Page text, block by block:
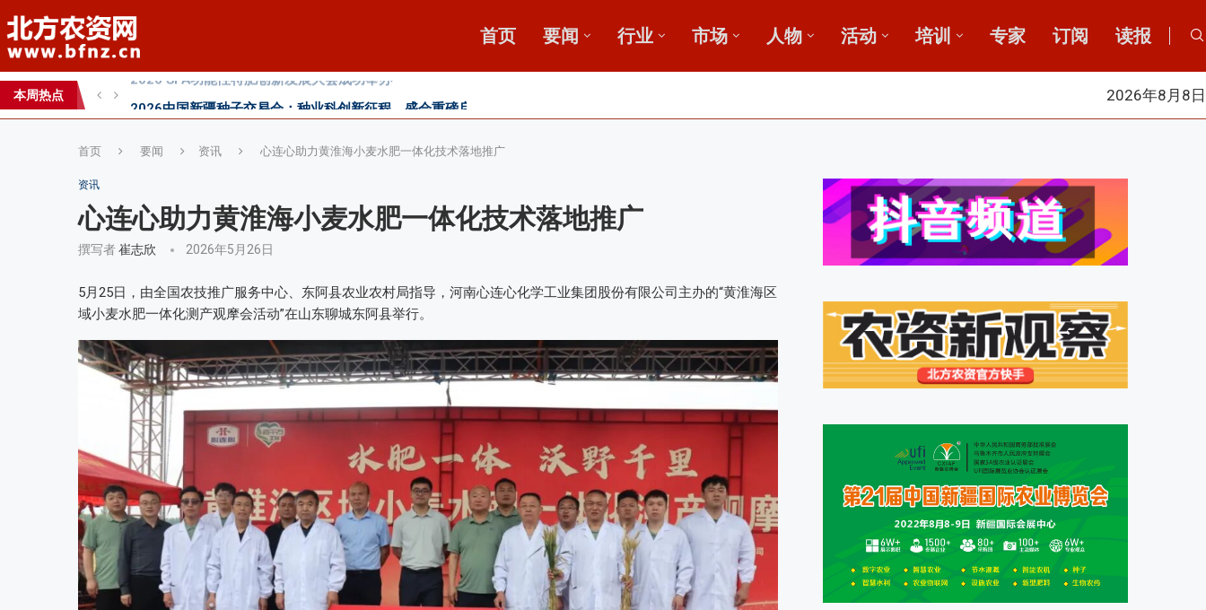
首页 要闻 行业 市场 人物 活动 培训 专家 订阅 读报
本周热点
丰收牛第六家直营店落户曹县！
心连心助力黄淮海小麦水肥一体化技术落地推广
2026年8月8日
首页 要闻 资讯 心连心助力黄淮海小麦水肥一体化技术落地推广
资讯
心连心助力黄淮海小麦水肥一体化技术落地推广
撰写者崔志欣 2026年5月26日
5月25日，由全国农技推广服务中心、东阿县农业农村局指导，河南心连心化学工业集团股份有限公司主办的“黄淮海区
域小麦水肥一体化测产观摩会活动”在山东聊城东阿县举行。